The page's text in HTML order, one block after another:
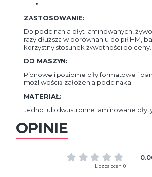
ZASTOSOWANIE:
Do podcinania płyt laminowanych,
razy dłuższa w porównaniu do pił HM,
korzystny stosunek żywotności do ceny.
DO MASZYN:
Pionowe i poziome piły formatowe i
możliwością założenia podcinaka.
MATERIAŁ:
Jedno lub dwustronne laminowane
OPINIE
Liczba ocen: 0